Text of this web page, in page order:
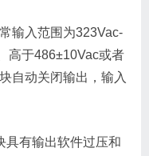
输入范围为323Vac-
高于486±10Vac或者
自动关闭输出，输入
具有输出软件过压和